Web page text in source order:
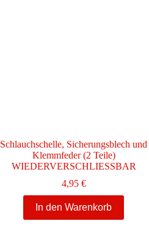
Schlauchschelle, Sicherungsblech und
Klemmfeder (2 Teile)
WIEDERVERSCHLIESSBAR
4,95 €
In den Warenkorb